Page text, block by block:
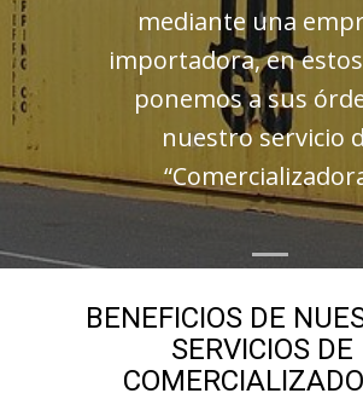
mediante una
importadora, en
ponemos a sus
nuestro servicio
BENEFICIOS DE
SERVICIOS DE